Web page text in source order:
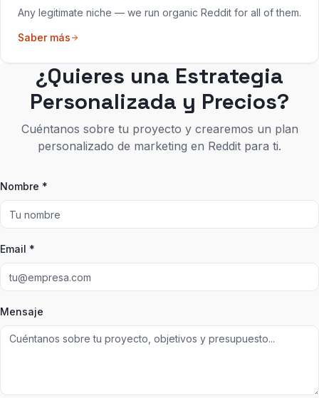
Any legitimate niche — we run organic Reddit for all of them.
Saber más
¿Quieres una Estrategia
Personalizada y Precios?
Cuéntanos sobre tu proyecto y crearemos un plan
personalizado de marketing en Reddit para ti.
Nombre *
Email *
Mensaje